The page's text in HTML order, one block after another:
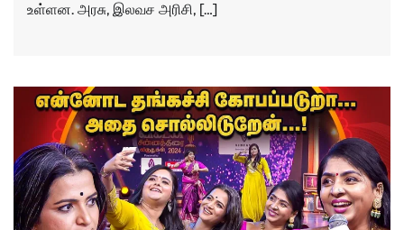
உள்ளன. அரசு, இலவச அரிசி, […]